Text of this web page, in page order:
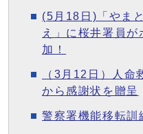
(5月18日)「やま
え」に桜井署員
加！
（3月12日）人命
から感謝状を贈呈
警察署機能移転訓